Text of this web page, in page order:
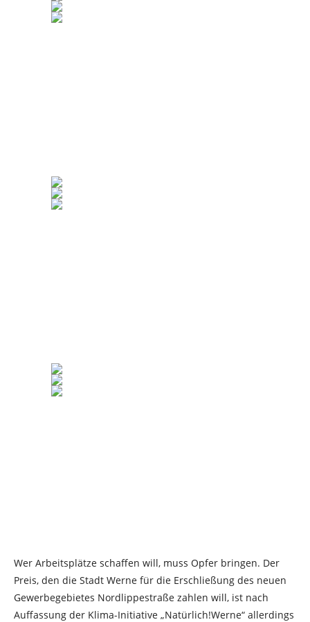
Wer Arbeitsplätze schaffen will, muss Opfer bringen. Der
Preis, den die Stadt Werne für die Erschließung des neuen
Gewerbegebietes Nordlippestraße zahlen will, ist nach
Auffassung der Klima-Initiative „Natürlich!Werne“ allerdings